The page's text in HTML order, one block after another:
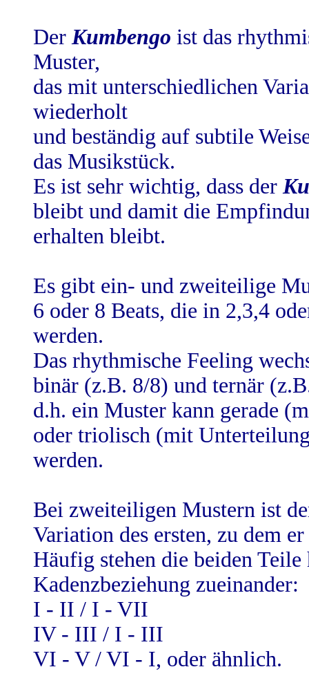
DerKumbengo ist das
Muster,
das mit unterschiedlichen
wiederholt
und beständig auf subtile
das Musikstück.
Es ist sehr wichtig, dass der
bleibt und damit die
erhalten bleibt.
Es gibt ein- und zweiteilige
6 oder 8 Beats, die in 2,3,4
werden.
Das rhythmische Feeling
binär (z.B. 8/8) und ternär
d.h. ein Muster kann gerade
oder triolisch (mit
werden.
Bei zweiteiligen Mustern ist
Variation des ersten, zu dem
Häufig stehen die beiden
Kadenzbeziehung zueinander:
I - II / I - VII
IV - III / I - III
VI - V / VI - I, oder ähnlich.